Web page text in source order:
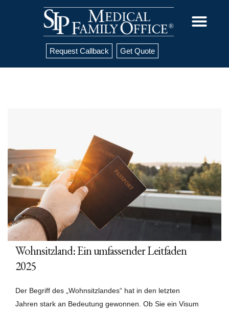
Request Callback Get Quote
Wohnsitzland: Ein umfassender Leitfaden
2025
Der Begriff des „Wohnsitzlandes“ hat in den letzten
Jahren stark an Bedeutung gewonnen. Ob Sie ein Visum